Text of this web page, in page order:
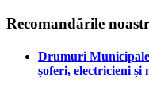
Recomandările
Drumuri Municipale
șoferi, electricieni